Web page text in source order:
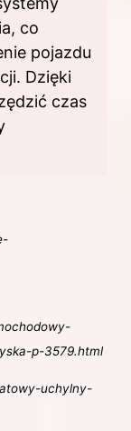
co
pojazdu
Dzięki
czas
p-3579.html
uchylny-